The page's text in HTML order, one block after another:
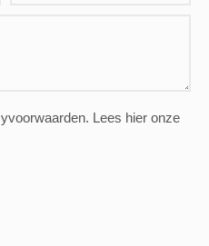
Lees hier onze